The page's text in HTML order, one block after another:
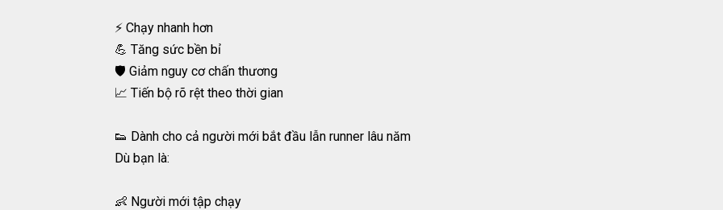
⚡ Chạy nhanh hơn
💪 Tăng sức bền bỉ
🛡️ Giảm nguy cơ chấn thương
📈 Tiến bộ rõ rệt theo thời gian
👟 Dành cho cả người mới bắt đầu lẫn runner lâu năm
Dù bạn là:
👶 Người mới tập chạy